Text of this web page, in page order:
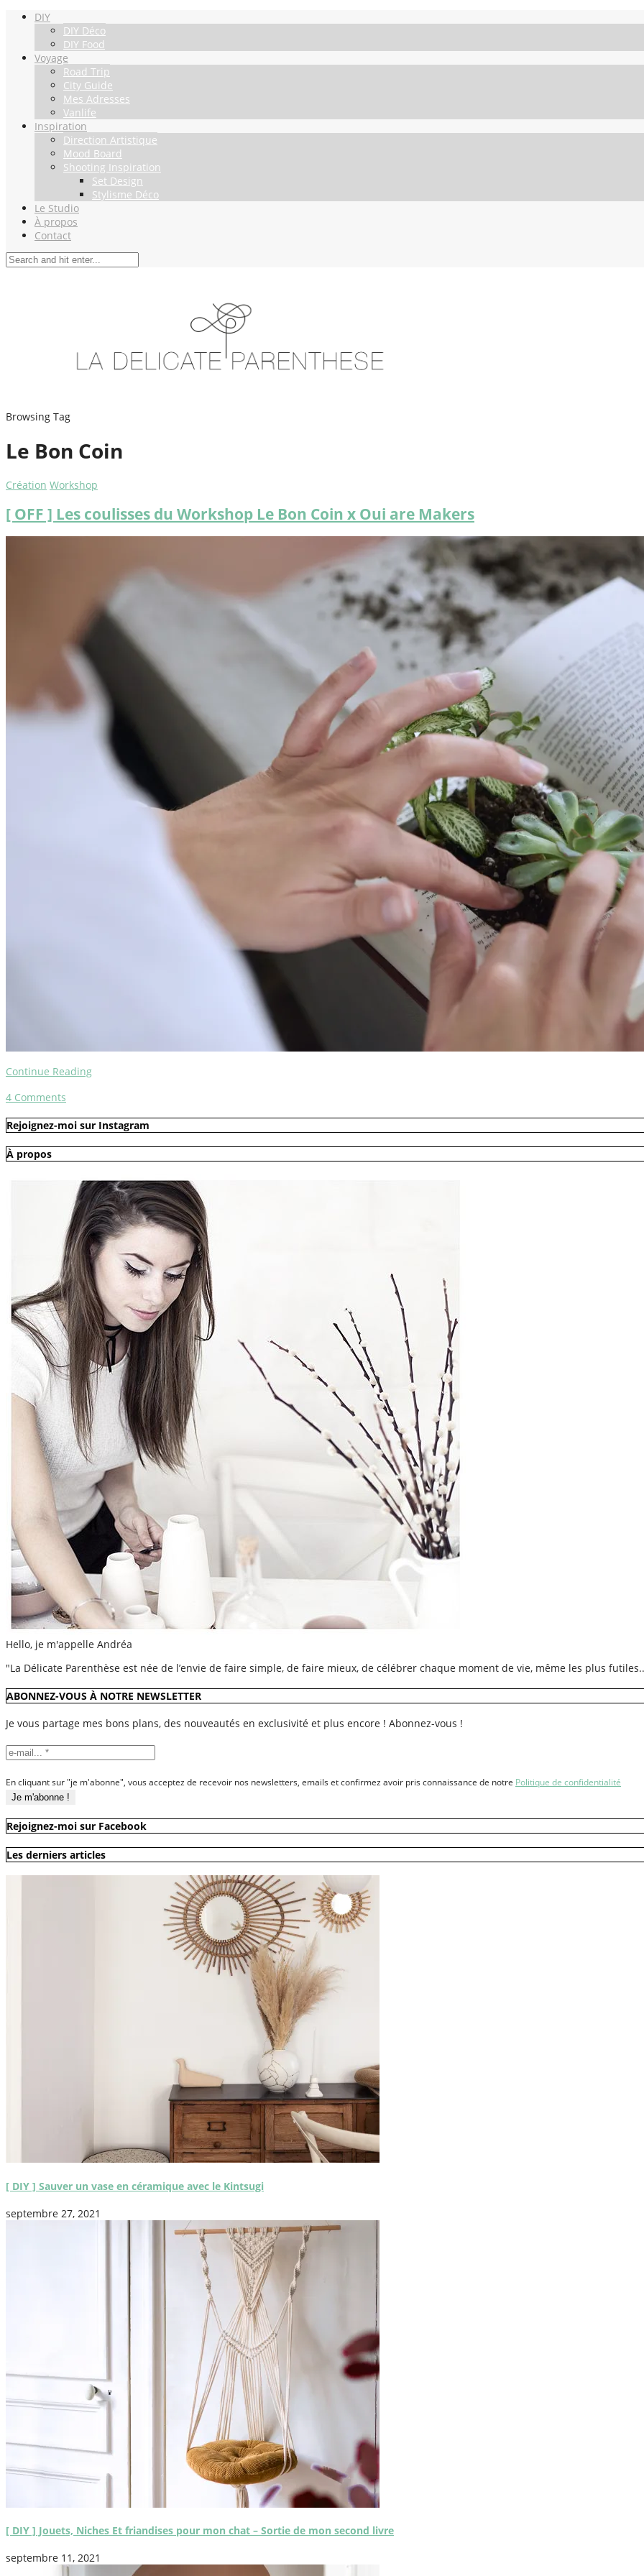
DIY
DIY Déco
DIY Food
Voyage
Road Trip
City Guide
Mes Adresses
Vanlife
Inspiration
Direction Artistique
Mood Board
Shooting Inspiration
Set Design
Stylisme Déco
Le Studio
À propos
Contact
Browsing Tag
Le Bon Coin
Création Workshop
[ OFF ] Les coulisses du Workshop Le Bon Coin x Oui are Makers
Continue Reading
4 Comments
Rejoignez-moi sur Instagram
À propos
Hello, je m'appelle Andréa
"La Délicate Parenthèse est née de l’envie de faire simple, de faire mieux, de célébrer chaque moment de vie, même les plus
ABONNEZ-VOUS À NOTRE NEWSLETTER
Je vous partage mes bons plans, des nouveautés en exclusivité et plus encore ! Abonnez-vous !
En cliquant sur "je m'abonne", vous acceptez de recevoir nos newsletters, emails et confirmez avoir pris connaissance de notre Politique de confidentialité
Rejoignez-moi sur Facebook
Les derniers articles
[ DIY ] Sauver un vase en céramique avec le Kintsugi
septembre 27, 2021
[ DIY ] Jouets, Niches Et friandises pour mon chat – Sortie de mon second livre
septembre 11, 2021